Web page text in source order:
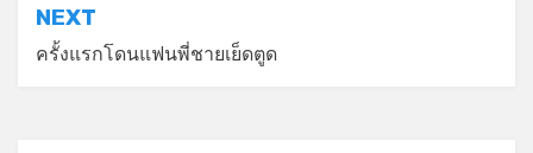
NEXT
ครั้งแรกโดนแฟนพี่ชายเย็ดตูด